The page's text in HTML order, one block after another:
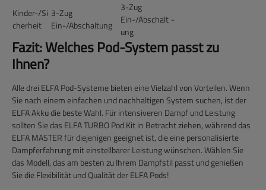
Kinder-/Si
cherheit
3-Zug
Ein-/Abschaltung
3-Zug
Ein-/Abschalt
ung
-
Fazit: Welches Pod-System passt zu
Ihnen?
Alle drei ELFA Pod-Systeme bieten eine Vielzahl von Vorteilen. Wenn
Sie nach einem einfachen und nachhaltigen System suchen, ist der
ELFA Akkudie beste Wahl. Für intensiveren Dampf und Leistung
sollten Sie das ELFA TURBO Pod Kitin Betracht ziehen, während das
ELFA MASTERfür diejenigen geeignet ist, die eine personalisierte
Dampferfahrung mit einstellbarer Leistung wünschen. Wählen Sie
das Modell, das am besten zu Ihrem Dampfstil passt und genießen
Sie die Flexibilität und Qualität der ELFA Pods!